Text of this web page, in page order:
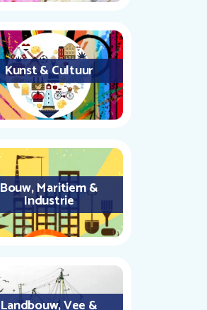
Kunst & Cultuur
Bouw, Maritiem &
Industrie